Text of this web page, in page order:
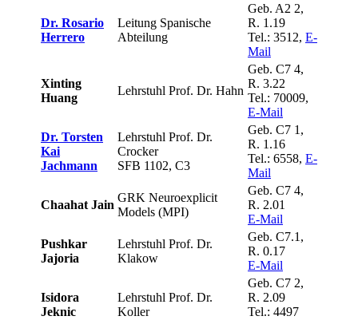
Dr. Rosario
Herrero
Leitung Spanische
Abteilung
Geb. A2 2,
R. 1.19
Tel.: 3512, E-
Mail
Xinting
Huang
Lehrstuhl Prof. Dr. Hahn
Geb. C7 4,
R. 3.22
Tel.: 70009,
E-Mail
Dr. Torsten
Kai
Jachmann
Lehrstuhl Prof. Dr.
Crocker
SFB 1102, C3
Geb. C7 1,
R. 1.16
Tel.: 6558, E-
Mail
Chaahat Jain
GRK Neuroexplicit
Models (MPI)
Geb. C7 4,
R. 2.01
E-Mail
Pushkar
Jajoria
Lehrstuhl Prof. Dr.
Klakow
Geb. C7.1,
R. 0.17
E-Mail
Isidora
Jeknic
Lehrstuhl Prof. Dr.
Koller
Geb. C7 2,
R. 2.09
Tel.: 4497